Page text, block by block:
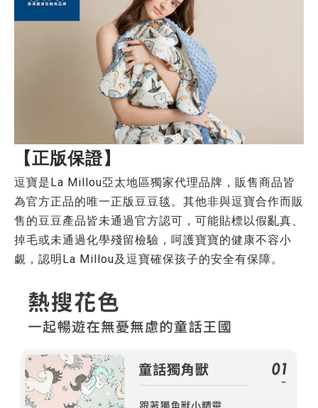
【正版保證】
逗寶是La Millou亞太地區獨家代理品牌，販售商品皆
為官方正品的唯一正版豆豆毯。其他非與逗寶合作而販
售的豆豆產品皆未通過官方認可，可能貼標以假亂真、
掉毛或未通過化學殘留檢驗，呵護寶寶的健康不容小
覷，認明La Millou及逗寶確保孩子的安全有保障。